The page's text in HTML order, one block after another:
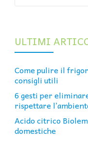
ULTIMI
Come pulire il
consigli utili
6 gesti per
rispettare
Acido citrico
domestiche